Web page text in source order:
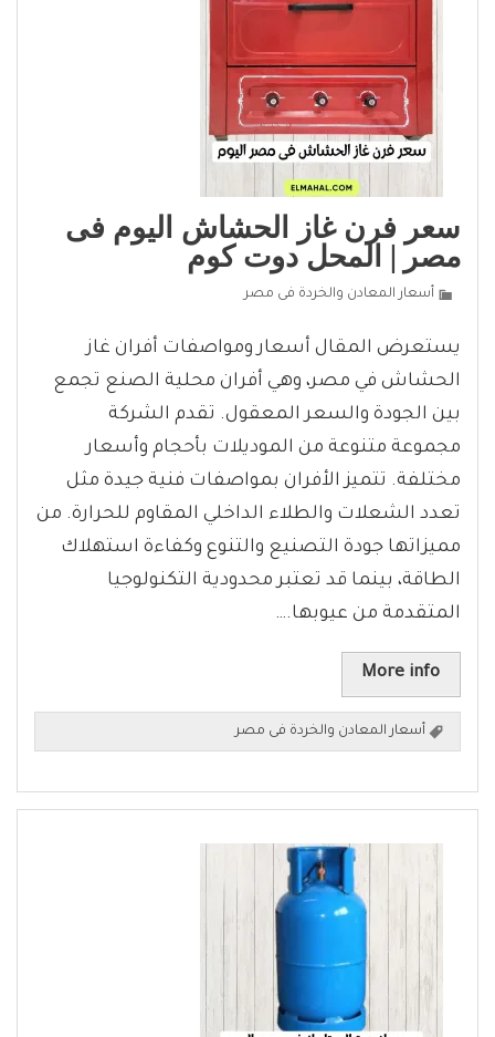
سعر فرن غاز الحشاش اليوم فى
مصر | المحل دوت كوم
أسعار المعادن والخردة فى مصر
يستعرض المقال أسعار ومواصفات أفران غاز
الحشاش في مصر، وهي أفران محلية الصنع تجمع
بين الجودة والسعر المعقول. تقدم الشركة
مجموعة متنوعة من الموديلات بأحجام وأسعار
مختلفة. تتميز الأفران بمواصفات فنية جيدة مثل
تعدد الشعلات والطلاء الداخلي المقاوم للحرارة. من
مميزاتها جودة التصنيع والتنوع وكفاءة استهلاك
الطاقة، بينما قد تعتبر محدودية التكنولوجيا
المتقدمة من عيوبها.…
More info
أسعار المعادن والخردة فى مصر